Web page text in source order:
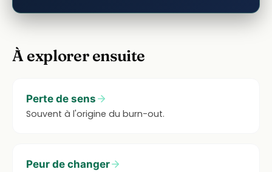
À explorer ensuite
Perte de sens
Souvent à l'origine du burn-out.
Peur de changer